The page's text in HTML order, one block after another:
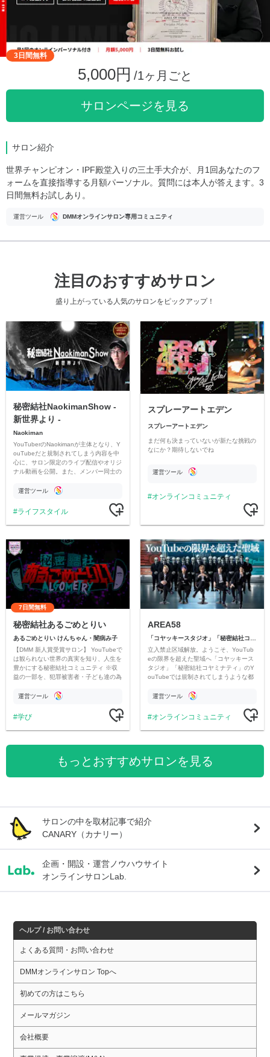
3日間無料
5,000円 /1ヶ月ごと
サロンページを見る
サロン紹介
世界チャンピオン・IPF殿堂入りの三土手大介が、月1回あなたのフ
ォームを直接指導する月額パーソナル。質問には本人が答えます。3
日間無料お試しあり。
運営ツール DMMオンラインサロン専用コミュニティ
注目のおすすめサロン
盛り上がっている人気のサロンをピックアップ！
秘密結社NaokimanShow -
新世界より -
Naokiman
YouTuberのNaokimanが主体となり、Y
ouTubeだと規制されてしまう内容を中
心に、サロン限定のライブ配信やオリジ
ナル動画を公開。また、メンバー同士の
ただいています。
運営ツール
ライフスタイル
スプレーアートエデン
スプレーアートエデン
まだ何も決まっていないが新たな挑戦の
なにか？期待しないでね
運営ツール
オンラインコミュニティ
7日間無料
秘密結社あるごめとりい
あるごめとりい けんちゃん・闇病み子
【DMM 新人賞受賞サロン】 YouTubeで
は観られない世界の真実を知り、人生を
豊かにする秘密結社コミュニティ ※収
益の一部を、犯罪被害者・子ども達の為
す運営ツール
学び
AREA58
立入禁止区域解放。ようこそ、YouTub
eの限界を超えた聖域へ「コヤッキース
タジオ」「秘密結社コヤミナティ」のY
ouTubeでは規制されてしまうような都
公開。
運営ツール
オンラインコミュニティ
もっとおすすめサロンを見る
サロンの中を取材記事で紹介
CANARY（カナリー）
企画・開設・運営ノウハウサイト
オンラインサロンLab.
ヘルプ / お問い合わせ
よくある質問・お問い合わせ
DMMオンラインサロン Topへ
初めての方はこちら
メールマガジン
会社概要